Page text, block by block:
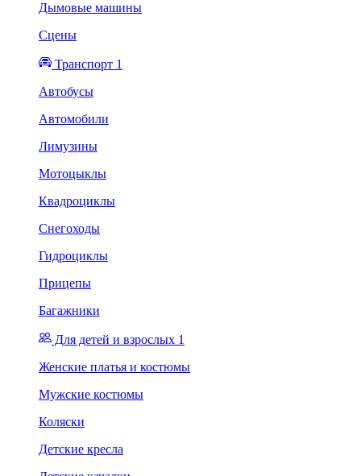
Дымовые машины
Сцены
Транспорт 1
Автобусы
Автомобили
Лимузины
Мотоцыклы
Квадроциклы
Снегоходы
Гидроциклы
Прицепы
Багажники
Для детей и взрослых 1
Женские платья и костюмы
Мужские костюмы
Коляски
Детские кресла